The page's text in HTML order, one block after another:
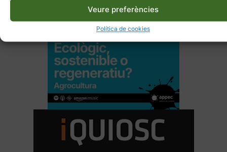
Veure preferències
Política de cookies